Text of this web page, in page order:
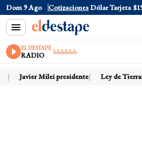
Dom 9 Ago Cotizaciones
Dólar Oficial $1520 Dólar Tarjeta
EL DESTAPE
RADIO
Javier Milei presidente Ley de Tierras